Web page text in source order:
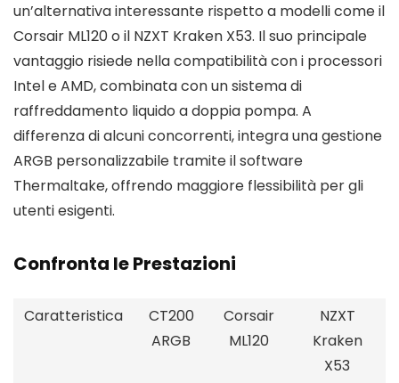
un’alternativa interessante rispetto a modelli come il
Corsair ML120 o il NZXT Kraken X53. Il suo principale
vantaggio risiede nella compatibilità con i processori
Intel e AMD, combinata con un sistema di
raffreddamento liquido a doppia pompa. A
differenza di alcuni concorrenti, integra una gestione
ARGB personalizzabile tramite il software
Thermaltake, offrendo maggiore flessibilità per gli
utenti esigenti.
Confronta le Prestazioni
Caratteristica
CT200
ARGB
Corsair
ML120
NZXT
Kraken
X53